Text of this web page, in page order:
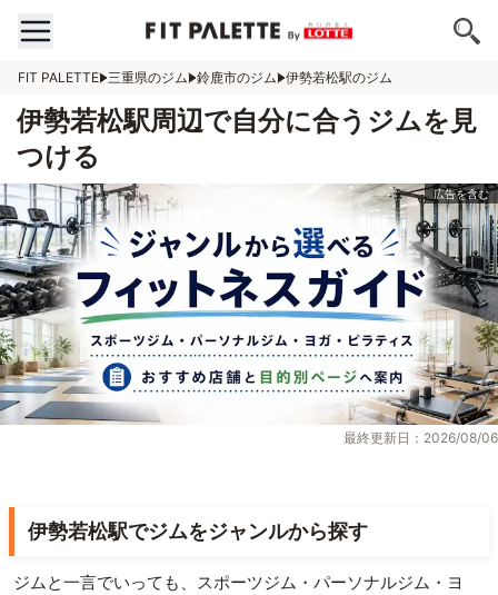
FIT PALETTE 三重県のジム 鈴鹿市のジム 伊勢若松駅のジム
伊勢若松駅周辺で自分に合うジムを見
つける
最終更新日：2026/08/06
伊勢若松駅でジムをジャンルから探す
ジムと一言でいっても、スポーツジム・パーソナルジム・ヨ